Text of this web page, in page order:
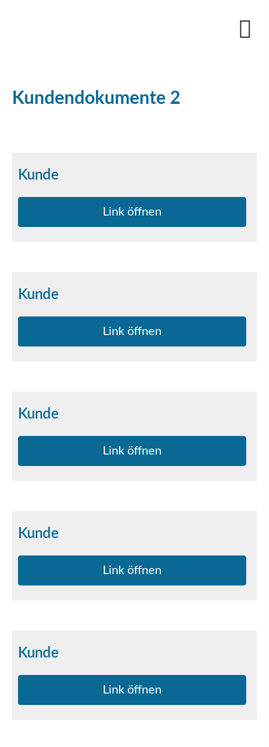
Kundendokumente 2
Kunde
Link öffnen
Kunde
Link öffnen
Kunde
Link öffnen
Kunde
Link öffnen
Kunde
Link öffnen